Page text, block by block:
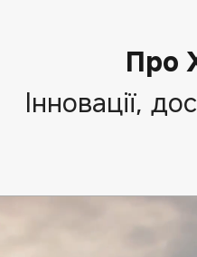
Про
Інновації,